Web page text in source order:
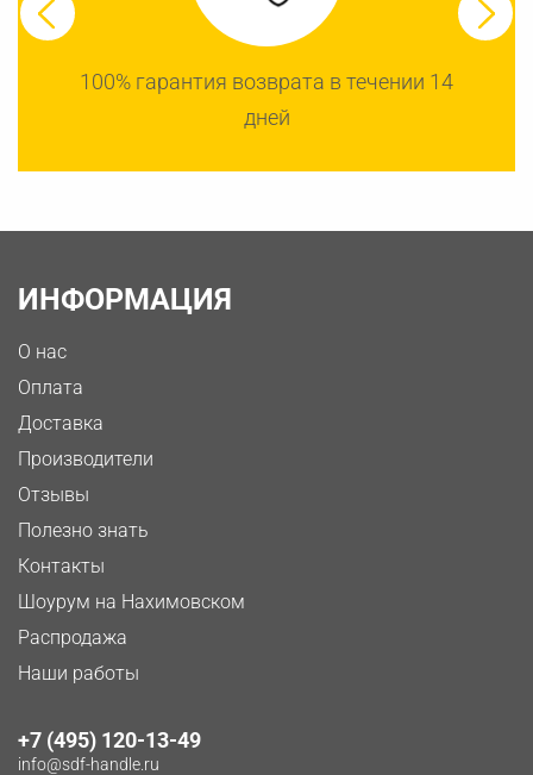
100% гарантия возврата в течении 14
дней
ИНФОРМАЦИЯ
О нас
Оплата
Доставка
Производители
Отзывы
Полезно знать
Контакты
Шоурум на Нахимовском
Распродажа
Наши работы
+7 (495) 120-13-49
info@sdf-handle.ru